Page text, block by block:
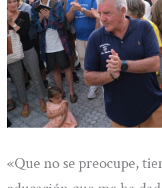
«Que no se preocupe,